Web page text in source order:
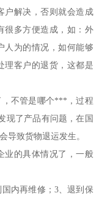
户解决，否则就会造成
很多方便造成，如：外
人为的情况，如何能够
理客户的退货，这都是
不管是哪个***，过程
现了产品有问题，在国
导致货物退运发生。
的具体情况了，一般
内再维修；3、退到保